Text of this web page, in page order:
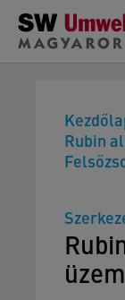
Skip to main
Rubin